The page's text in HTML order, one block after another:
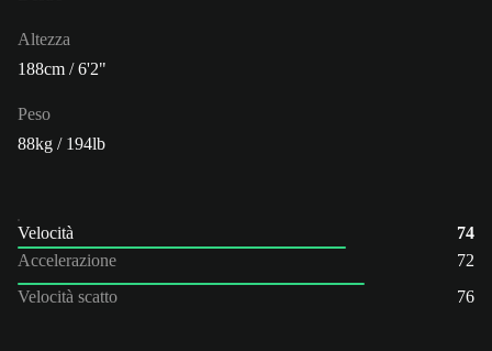
Altezza
188cm / 6'2"
Peso
88kg / 194lb
Velocità
74
Accelerazione
72
Velocità scatto
76